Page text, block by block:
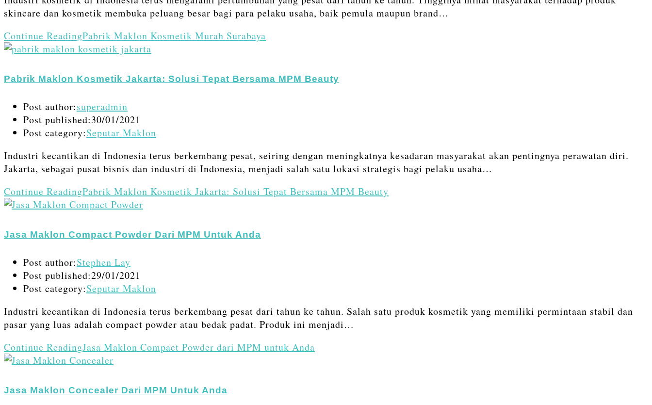
skincare dan kosmetik membuka peluang besar bagi para pelaku usaha, baik pemula maupun brand…
Continue ReadingPabrik Maklon Kosmetik Murah Surabaya
Pabrik Maklon Kosmetik Jakarta: Solusi Tepat Bersama MPM Beauty
Post author:superadmin
Post published:30/01/2021
Post category:Seputar Maklon
Industri kecantikan di Indonesia terus berkembang pesat, seiring dengan meningkatnya kesadaran masyarakat akan pentingnya perawatan diri.
Jakarta, sebagai pusat bisnis dan industri di Indonesia, menjadi salah satu lokasi strategis bagi pelaku usaha…
Continue ReadingPabrik Maklon Kosmetik Jakarta: Solusi Tepat Bersama MPM Beauty
Jasa Maklon Compact Powder Dari MPM Untuk Anda
Post author:Stephen Lay
Post published:29/01/2021
Post category:Seputar Maklon
Industri kecantikan di Indonesia terus berkembang pesat dari tahun ke tahun. Salah satu produk kosmetik yang memiliki permintaan stabil dan
pasar yang luas adalah compact powder atau bedak padat. Produk ini menjadi…
Continue ReadingJasa Maklon Compact Powder dari MPM untuk Anda
Jasa Maklon Concealer Dari MPM Untuk Anda